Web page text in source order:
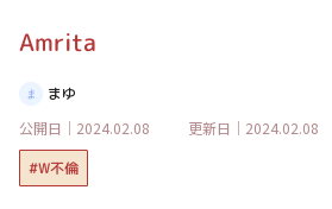
Amrita
まゆ
公開日｜2024.02.08
更新日｜2024.02.08
#W不倫